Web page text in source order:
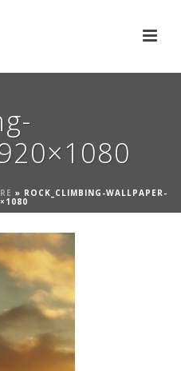
» ROCK_CLIMBING-WALLPAPER-